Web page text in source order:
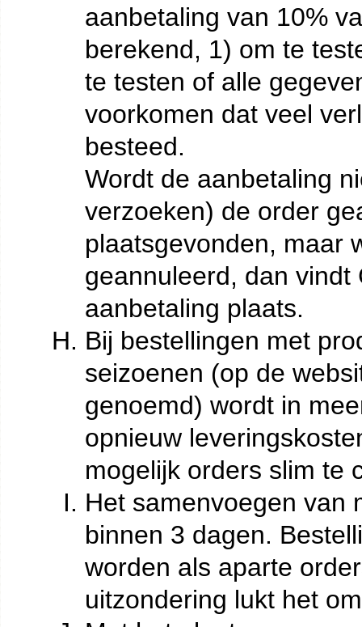
aanbetaling van 10%
berekend, 1) om te
te testen of alle
voorkomen dat veel
besteed.
Wordt de aanbetaling
verzoeken) de order
plaatsgevonden, maar
geannuleerd, dan vindt
aanbetaling plaats.
Bij bestellingen met
seizoenen (op de
genoemd) wordt in
opnieuw
mogelijk orders slim te
Het samenvoegen van
binnen 3 dagen.
worden als aparte
uitzondering lukt het